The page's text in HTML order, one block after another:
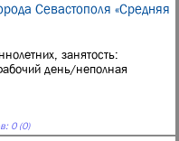
Севастополя «Средняя
занятость:
день/неполная
0 (0)